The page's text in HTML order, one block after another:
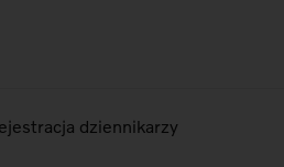
dziennikarzy